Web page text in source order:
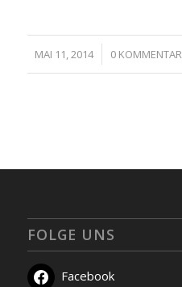
MAI 11, 2014
/ 0 /
FOLGE UNS
Facebook